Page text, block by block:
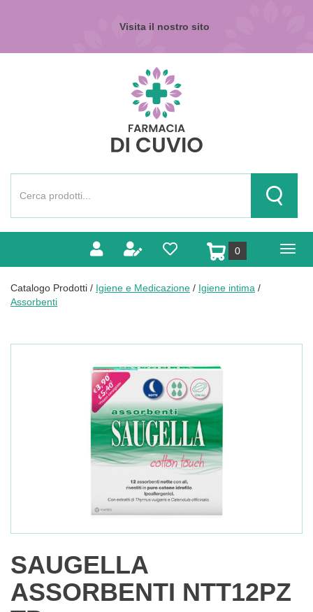
Visita il nostro sito
Prodotto
Cerca
0prodotti
inseriti
Catalogo Prodotti / Igiene e Medicazione / Igiene intima /
Assorbenti
SAUGELLA
ASSORBENTI NTT12PZ